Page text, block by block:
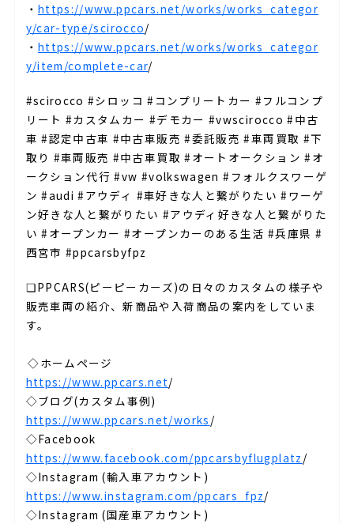
・ https://www.ppcars.net/works/works_categor
y/car-type/scirocco/
・ https://www.ppcars.net/works/works_categor
y/item/complete-car/
#scirocco #シロッコ #コンプリートカー #フルコンプ
リート #カスタムカー #デモカー #vwscirocco #中古
車 #認定中古車 #中古車販売 #委託販売 #車両買取 #下
取り #車両販売 #中古車買取 #オートオークション #オ
ークション代行 #vw #volkswagen #フォルクスワーゲ
ン #audi #アウディ #車好きな人と繋がりたい #ワーゲ
ン好きな人と繋がりたい #アウディ好きな人と繋がりた
い #オープンカー #オープンカーのある生活 #兵庫県 #
西宮市 #ppcarsbyfpz
❏PPCARS(ピーピーカーズ)の日々のカスタムの様子や
販売車両の紹介、新商品や入荷商品の案内をしていま
す。⁣⁣⁡
⁣⁣◇ホームページ⁡
https://www.ppcars.net/
◇ブログ(カスタム事例)⁡
https://www.ppcars.net/works /
◇Facebook⁡
https://www.facebook.com/ppcarsbyflugplatz /
◇Instagram (輸入車アカウント)⁡
https://www.instagram.com/ppcars_fpz/
◇Instagram (国産車アカウント)⁡